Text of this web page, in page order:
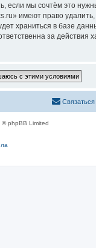
если мы сочтём это
имеют право
храниться в базе
за действия
© phpBB Limited